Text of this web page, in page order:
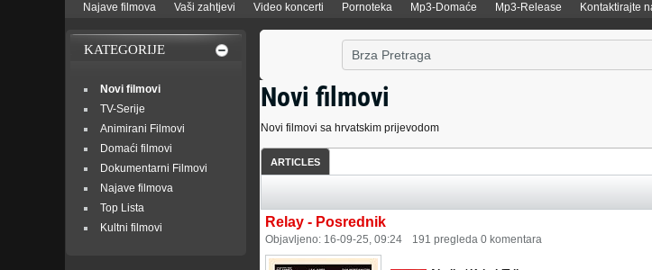
Najave filmova Vaši zahtjevi Video koncerti Pornoteka Mp3-Domaće Mp3-Release Kontaktirajte
Novi filmovi
Novi filmovi sa hrvatskim prijevodom
ARTICLES
Relay - Posrednik
Objavljeno: 16-09-25, 09:24 191 pregleda 0 komentara
KATEGORIJE
Novi filmovi
TV-Serije
Animirani Filmovi
Domaći filmovi
Dokumentarni Filmovi
Najave filmova
Top Lista
Kultni filmovi